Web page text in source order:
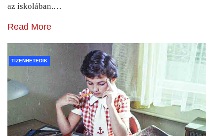
az iskolában.…
Read More
TIZENHETEDIK